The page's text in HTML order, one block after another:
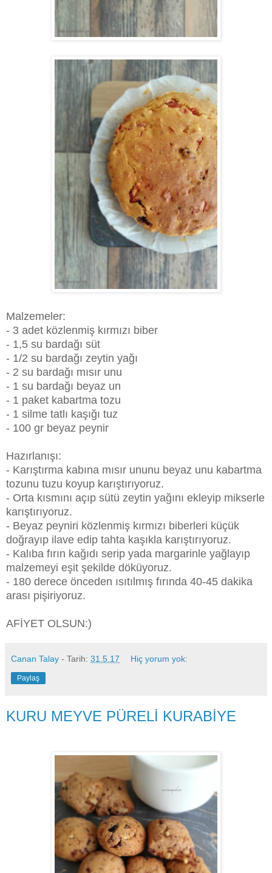
Malzemeler:
- 3 adet közlenmiş kırmızı biber
- 1,5 su bardağı süt
- 1/2 su bardağı zeytin yağı
- 2 su bardağı mısır unu
- 1 su bardağı beyaz un
- 1 paket kabartma tozu
- 1 silme tatlı kaşığı tuz
- 100 gr beyaz peynir
Hazırlanışı:
- Karıştırma kabına mısır ununu beyaz unu kabartma
tozunu tuzu koyup karıştırıyoruz.
- Orta kısmını açıp sütü zeytin yağını ekleyip mikserle
karıştırıyoruz.
- Beyaz peyniri közlenmiş kırmızı biberleri küçük
doğrayıp ilave edip tahta kaşıkla karıştırıyoruz.
- Kalıba fırın kağıdı serip yada margarinle yağlayıp
malzemeyi eşit şekilde döküyoruz.
- 180 derece önceden ısıtılmış fırında 40-45 dakika
arası pişiriyoruz.
AFİYET OLSUN:)
Canan Talay - Tarih: 31.5.17 Hiç yorum yok:
Paylaş
KURU MEYVE PÜRELİ KURABİYE